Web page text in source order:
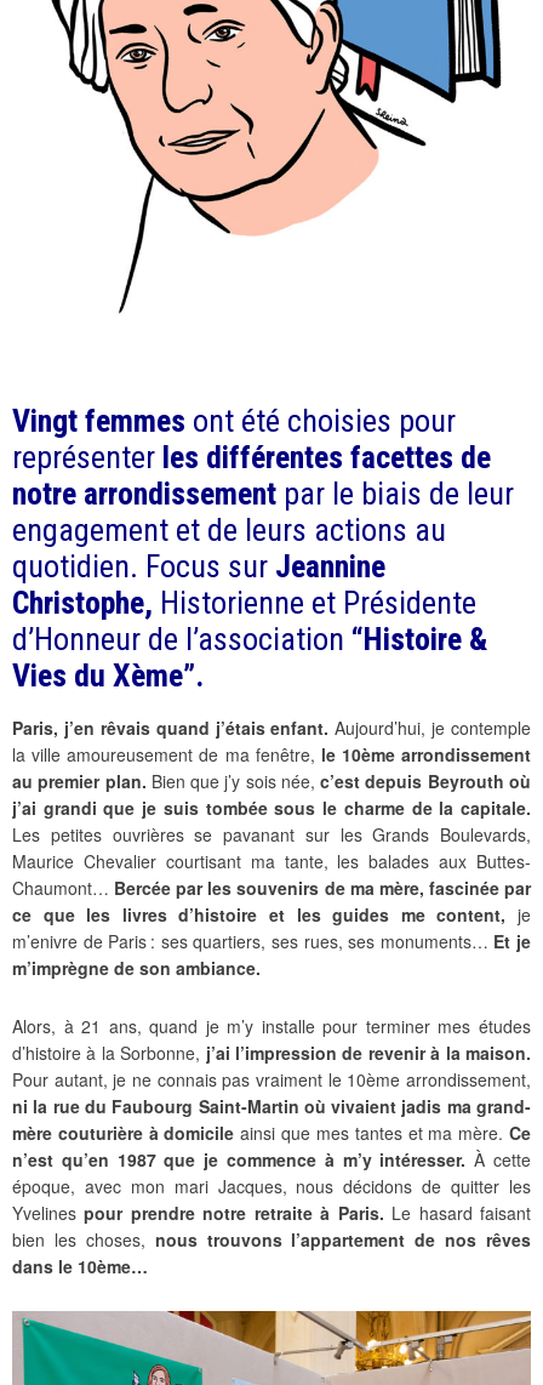
Vingt femmes ont été choisies pour
représenter les différentes facettes de
notre arrondissement par le biais de leur
engagement et de leurs actions au
quotidien. Focus sur Jeannine
Christophe, Historienne et Présidente
d’Honneur de l’association “Histoire &
Vies du Xème”.
Paris, j’en rêvais quand j’étais enfant. Aujourd’hui, je contemple
la ville amoureusement de ma fenêtre, le 10ème arrondissement
au premier plan. Bien que j’y sois née,c’est depuis Beyrouth où
j’ai grandi que je suis tombée sous le charme de la capitale.
Les petites ouvrières se pavanant sur les Grands Boulevards,
Maurice Chevalier courtisant ma tante, les balades aux Buttes-
Chaumont… Bercée par les souvenirs de ma mère, fascinée par
ce que les livres d’histoire et les guides me content, je
m’enivre de Paris : ses quartiers, ses rues, ses monuments… Et je
m’imprègne de son ambiance.
Alors, à 21 ans, quand je m’y installe pour terminer mes études
d’histoire à la Sorbonne, j’ai l’impression de revenir à la maison.
Pour autant, je ne connais pas vraiment le 10ème arrondissement,
ni la rue du Faubourg Saint-Martin où vivaient jadis ma grand-
mère couturière à domicile ainsi que mes tantes et ma mère.Ce
n’est qu’en 1987 que je commence à m’y intéresser. À cette
époque, avec mon mari Jacques, nous décidons de quitter les
Yvelinespour prendre notre retraite à Paris. Le hasard faisant
bien les choses, nous trouvons l’appartement de nos rêves
dans le 10ème…